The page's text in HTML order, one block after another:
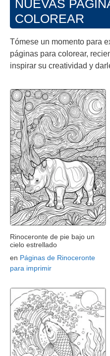
NUEVAS
COLOREAR
Tómese un momento para
páginas para colorear,
inspirar su creatividad y
Rinoceronte de pie bajo un
cielo estrellado
en Páginas de Rinoceronte
para imprimir